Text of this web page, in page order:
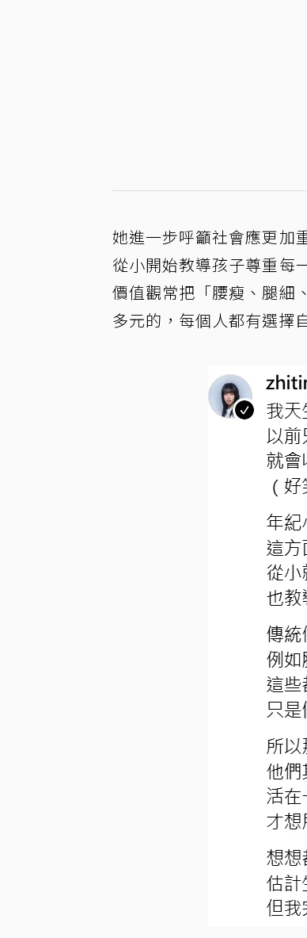
她進一步呼籲社會應更加
從小開始教導孩子尊重每
價值觀常把「腰瘦、腿細
多元的，每個人都有選擇